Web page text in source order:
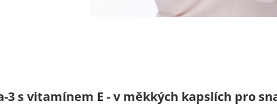
3 s vitamínem E - v měkkých kapslích pro